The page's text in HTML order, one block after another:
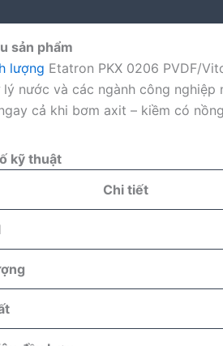
sản phẩm
lượng Etatron PKX 0206 PVDF/
nước và các ngành công nghiệp
cả khi bơm axit – kiềm có
kỹ thuật
Chi tiết